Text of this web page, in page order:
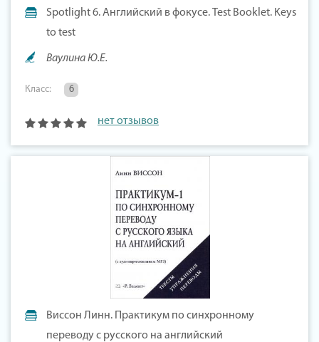
Spotlight 6. Английский в фокусе. Test Booklet. Keys
to test
Ваулина Ю.Е.
Класс: 6
нет отзывов
Виссон Линн. Практикум по синхронному
переводу с русского на английский